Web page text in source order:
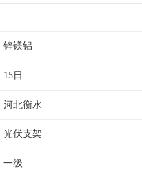
锌镁铝
15日
河北衡水
光伏支架
一级